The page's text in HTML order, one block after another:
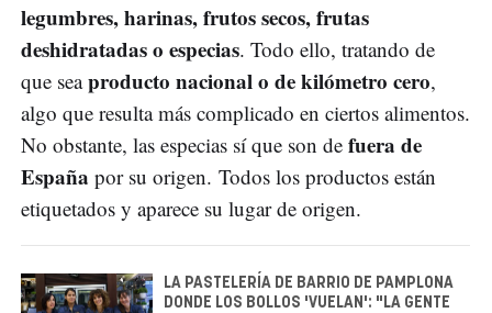
legumbres, harinas, frutos secos, frutas
deshidratadas o especias. Todo ello, tratando de
que seaproducto nacional o de kilómetro cero,
algo que resulta más complicado en ciertos alimentos.
No obstante, las especias sí que son de fuera de
España por su origen. Todos los productos están
etiquetados y aparece su lugar de origen.
LA PASTELERÍA DE BARRIO DE PAMPLONA
DONDE LOS BOLLOS 'VUELAN': "LA GENTE